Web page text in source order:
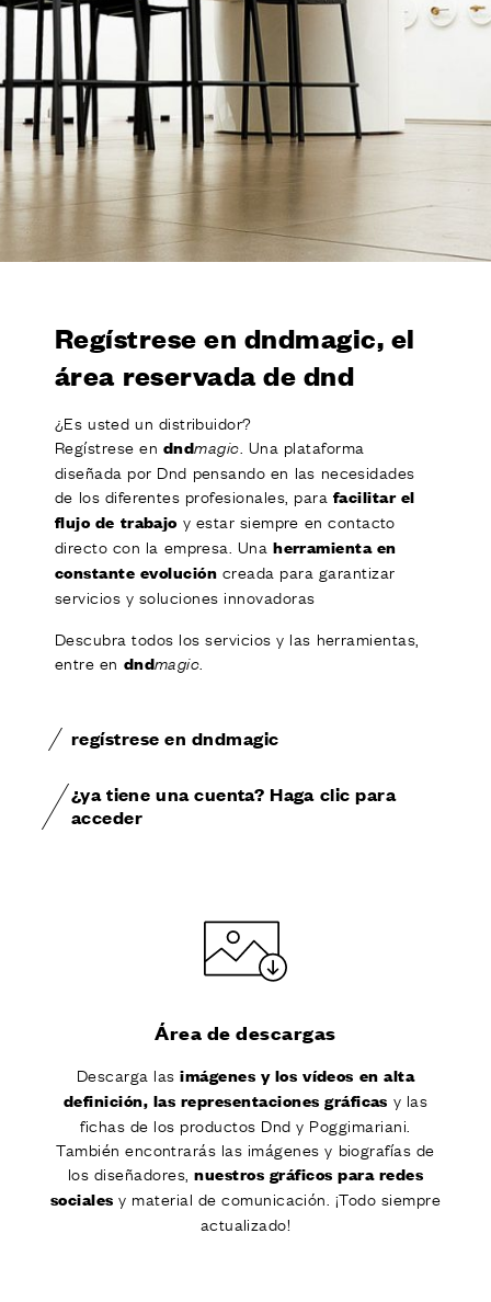
ACABADOS
SISTEMAS
EMPRESA
SERVICIOS
TODOS LOS PROYECTOS
CONTACTOS
Regístrese en dndmagic, el
área reservada de dnd
¿Es usted un distribuidor?
Regístrese en dndmagic . Una plataforma
diseñada por Dnd pensando en las necesidades
de los diferentes profesionales, para facilitar el
flujo de trabajoy estar siempre en contacto
directo con la empresa. Una herramienta en
constante evolución creada para garantizar
servicios y soluciones innovadoras
Descubra todos los servicios y las herramientas,
entre en dndmagic
regístrese en dndmagic
¿ya tiene una cuenta? Haga clic para
acceder
Área de descargas
Descarga lasimágenes y los vídeos en alta
definición, las representaciones gráficas y las
fichas de los productos Dnd y Poggimariani.
También encontrarás las imágenes y biografías de
los diseñadores, nuestros gráficos para redes
sociales y material de comunicación. ¡Todo siempre
actualizado!